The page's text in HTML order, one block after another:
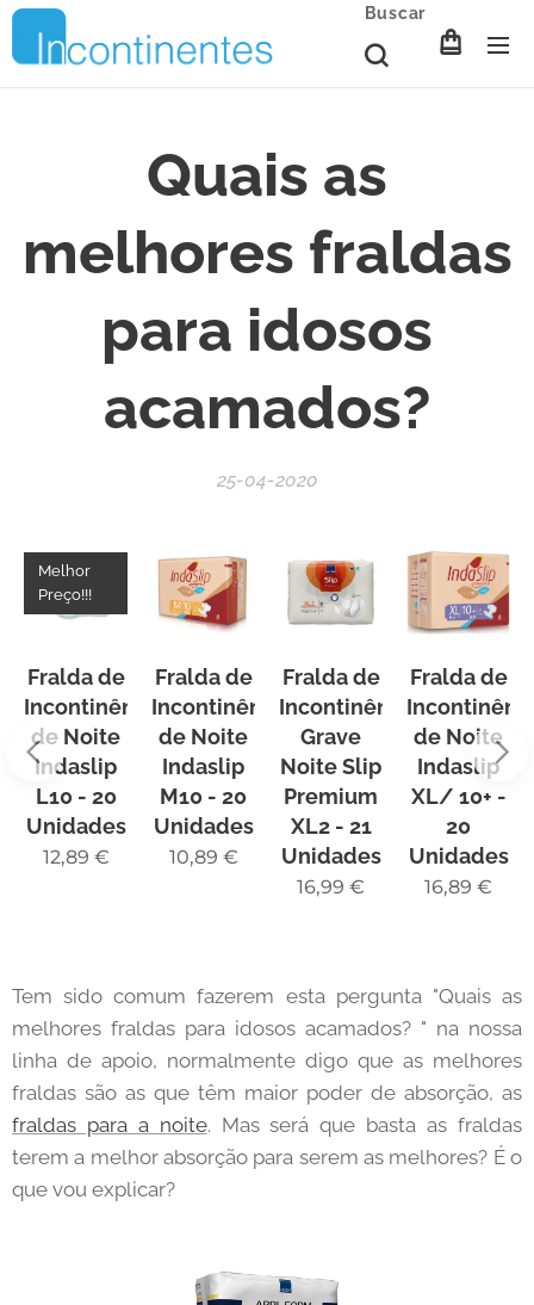
Buscar
Quais as
melhores fraldas
para idosos
acamados?
25-04-2020
Fralda de
Incontinência
de Noite
Indaslip
L10 - 20
Unidades
Melhor
Preço!!!
12,89 €
Fralda de
Incontinência
de Noite
Indaslip
M10 - 20
Unidades
10,89 €
Fralda de
Incontinência
Grave
Noite Slip
Premium
XL2 - 21
Unidades
16,99 €
Fralda de
de Noite
Indaslip
XL/ 10+ -
20
Unidades
16,89 €
Tem sido comum fazerem esta pergunta "Quais as
melhores fraldas para idosos acamados? " na nossa
linha de apoio, normalmente digo que as melhores
fraldas são as que têm maior poder de absorção, as
fraldas para a noite. Mas será que basta as fraldas
terem a melhor absorção para serem as melhores? É o
que vou explicar?